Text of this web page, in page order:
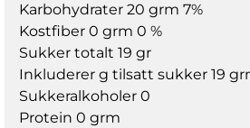
Karbohydrater 20 grm 7%
Kostfiber 0 grm 0 %
Sukker totalt 19 gr
Inkluderer g tilsatt sukker 19
Sukkeralkoholer 0
Protein 0 grm